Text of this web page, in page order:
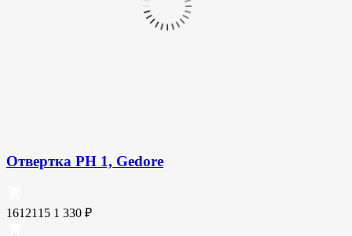
Отвертка PH 1, Gedore
1612115 1 330 ₽